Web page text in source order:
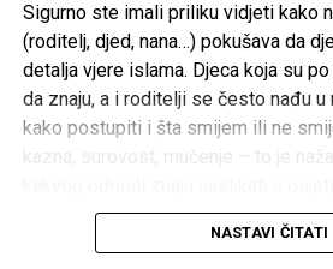
Sigurno ste imali priliku vidjeti kako
(roditelj, djed, nana…) pokušava da
detalja vjere islama. Djeca koja su
da znaju, a i roditelji se često nađu u
kako postupiti i šta smijem ili ne
kazna, surovost, mučenje – to je
Iz iskustva poznajem roditelje koji su
doslovno istraumirali. Možda zvuči
NASTAVI ČITATI